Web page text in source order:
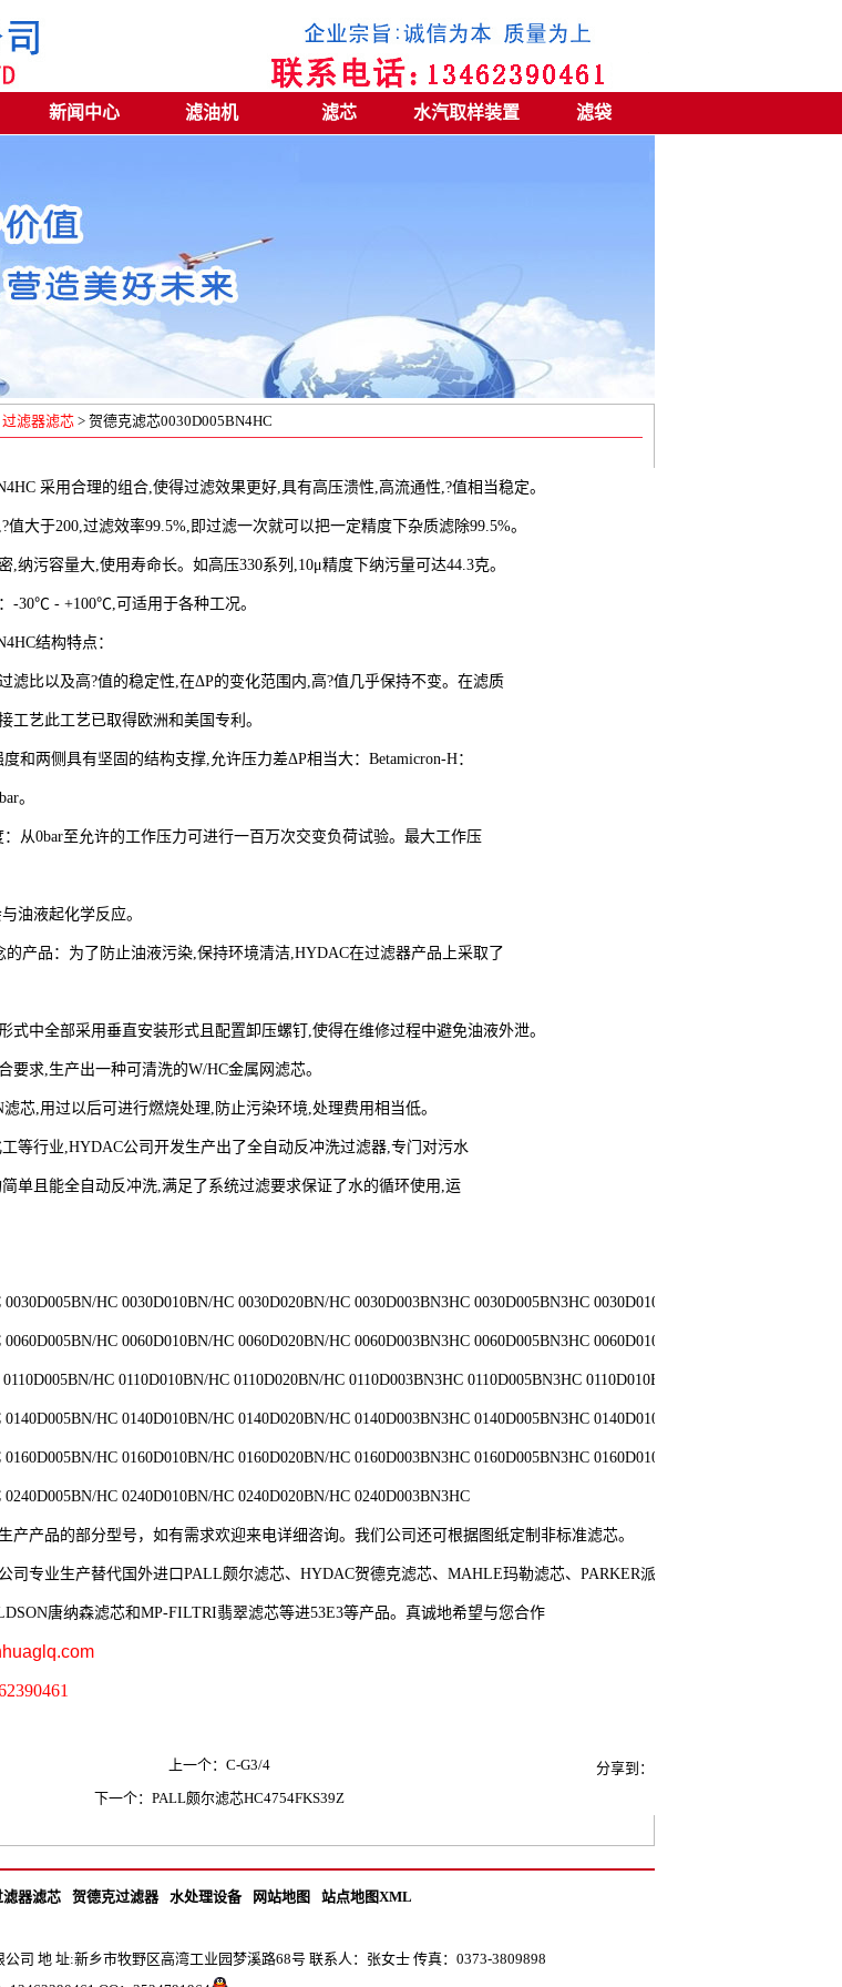
新闻中心 滤油机 滤芯 水汽取样装置 滤袋
过滤器滤芯 > 贺德克滤芯0030D005BN4HC
采用合理的组合,使得过滤效果更好,具有高压溃性,高流通性,?值相当稳定。
值大于200,过滤效率99.5%,即过滤一次就可以把一定精度下杂质滤除99.5%。
,纳污容量大,使用寿命长。如高压330系列,10μ精度下纳污量可达44.3克。
-30℃ - +100℃,可适用于各种工况。
结构特点：
滤比以及高?值的稳定性,在ΔP的变化范围内,高?值几乎保持不变。在滤质
工艺此工艺已取得欧洲和美国专利。
和两侧具有坚固的结构支撑,允许压力差ΔP相当大：Betamicron-H：
。
从0bar至允许的工作压力可进行一百万次交变负荷试验。最大工作压
油液起化学反应。
产品：为了防止油液污染,保持环境清洁,HYDAC在过滤器产品上采取了
式中全部采用垂直安装形式且配置卸压螺钉,使得在维修过程中避免油液外泄。
要求,生产出一种可清洗的W/HC金属网滤芯。
滤芯,用过以后可进行燃烧处理,防止污染环境,处理费用相当低。
等行业,HYDAC公司开发生产出了全自动反冲洗过滤器,专门对污水
单且能全自动反冲洗,满足了系统过滤要求保证了水的循环使用,运
HC 0030D010BN/HC 0030D020BN/HC 0030D003BN3HC 0030D005BN3HC 0030D010BN3HC
HC 0060D010BN/HC 0060D020BN/HC 0060D003BN3HC 0060D005BN3HC 0060D010BN3HC
HC 0110D010BN/HC 0110D020BN/HC 0110D003BN3HC 0110D005BN3HC 0110D010BN3HC
HC 0140D010BN/HC 0140D020BN/HC 0140D003BN3HC 0140D005BN3HC 0140D010BN3HC
HC 0160D010BN/HC 0160D020BN/HC 0160D003BN3HC 0160D005BN3HC 0160D010BN3HC
HC 0240D010BN/HC 0240D020BN/HC 0240D003BN3HC
产产品的部分型号，如有需求欢迎来电详细咨询。我们公司还可根据图纸定制非标准滤芯。
司专业生产替代国外进口PALL颇尔滤芯、HYDAC贺德克滤芯、MAHLE玛勒滤芯、PARKER派克滤芯、ARGO雅格滤
唐纳森滤芯和MP-FILTRI翡翠滤芯等进53E3等产品。真诚地希望与您合作
上一个：C-G3/4
下一个：PALL颇尔滤芯HC4754FKS39Z
分享到：
滤器滤芯 贺德克过滤器 水处理设备 网站地图 站点地图XML
司 地 址:新乡市牧野区高湾工业园梦溪路68号 联系人：张女士 传真：0373-3809898